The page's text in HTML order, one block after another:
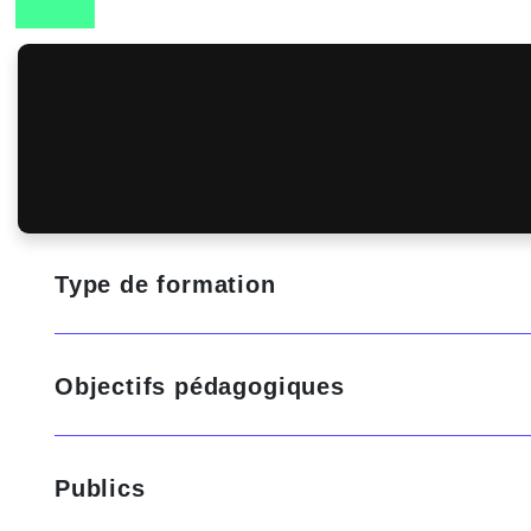
Type de formation
Objectifs pédagogiques
Publics